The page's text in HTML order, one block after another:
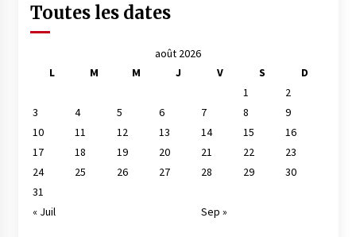
Toutes les dates
août 2026
L
M M J V S
D
1
2
3
4 5 6 7 8
9
10
11 12 13 14 15
16
17
18 19 20 21 22
23
24
25 26 27 28 29
30
31
« Juil
Sep »